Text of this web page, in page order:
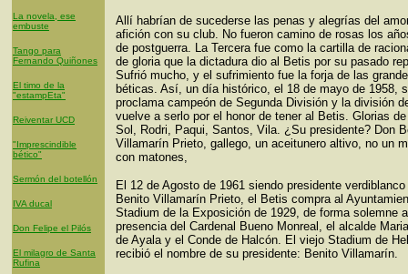
La novela, ese
embuste
Tango para
Fernando Quiñones
El timo de la
"estampEta"
Reiventar UCD
"Imprescindible
bético"
Sermón del botellón
IVA ducal
Don Felipe el Pilós
El milagro de Santa
Rufina
Allí habrían de sucederse las penas y alegrías del
afición con su club. No fueron camino de rosas los
de postguerra. La Tercera fue como la cartilla de
de gloria que la dictadura dio al Betis por su pasado
Sufrió mucho, y el sufrimiento fue la forja de las
béticas. Así, un día histórico, el 18 de mayo de 1958,
proclama campeón de Segunda División y la división
vuelve a serlo por el honor de tener al Betis. Glorias
Sol, Rodri, Paqui, Santos, Vila. ¿Su presidente? Don
Villamarín Prieto, gallego, un aceitunero altivo, no un
con matones,
El 12 de Agosto de 1961 siendo presidente verdiblanco
Benito Villamarín Prieto, el Betis compra al
Stadium de la Exposición de 1929, de forma solemne
presencia del Cardenal Bueno Monreal, el alcalde
de Ayala y el Conde de Halcón. El viejo Stadium de
recibió el nombre de su presidente: Benito Villamarín.